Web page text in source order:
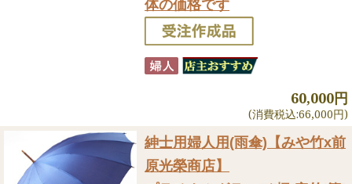
体の価格です
60,000円
(消費税込:66,000円)
紳士用婦人用(雨傘) 【みや竹x前
原光榮商店】